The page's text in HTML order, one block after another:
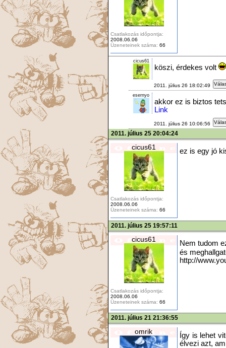
Csatlakozás időpontja:
2008.06.06
Üzeneteinek száma: 66
cicus61
köszi, érdekes volt
2011. július 26 18:02:49
esernyo
akkor ez is biztos
Link
2011. július 26 10:06:56
2011. július 25 20:04:24
cicus61
Csatlakozás időpontja:
2008.06.06
Üzeneteinek száma: 66
ez is egy jó
2011. július 25 19:57:11
cicus61
Csatlakozás időpontja:
2008.06.06
Üzeneteinek száma: 66
Nem tudom
és
http://
2011. július 21 21:36:55
omrik
Így is lehet
élvezi azt,